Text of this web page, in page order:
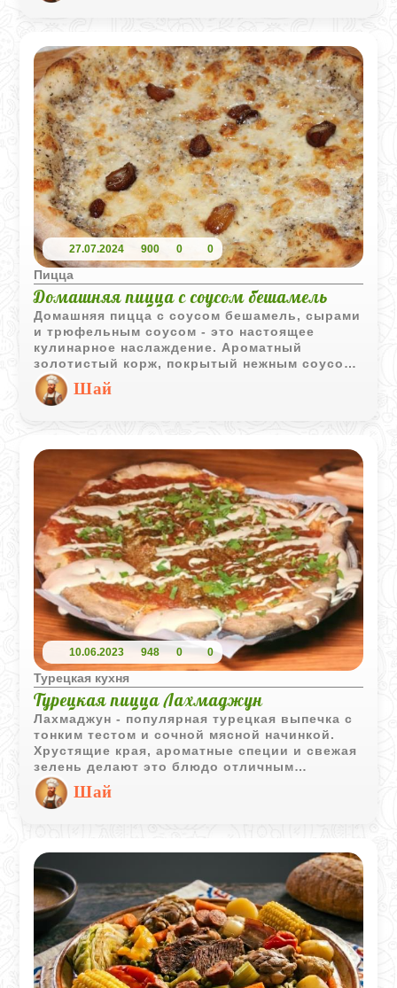
27.07.2024 900 0 0
Пицца
Домашняя пицца с соусом бешамель
Домашняя пицца с соусом бешамель, сырами
и трюфельным соусом - это настоящее
кулинарное наслаждение. Ароматный
золотистый корж, покрытый нежным соусом
бешамель, смешанным с изысканными
сырами, и завершенный штрихом – богатым
Шай
10.06.2023 948 0 0
Турецкая кухня
Турецкая пицца Лахмаджун
Лахмаджун - популярная турецкая выпечка с
тонким тестом и сочной мясной начинкой.
Хрустящие края, ароматные специи и свежая
зелень делают это блюдо отличным
вариантом для семейного обеда или ужина.
Шай